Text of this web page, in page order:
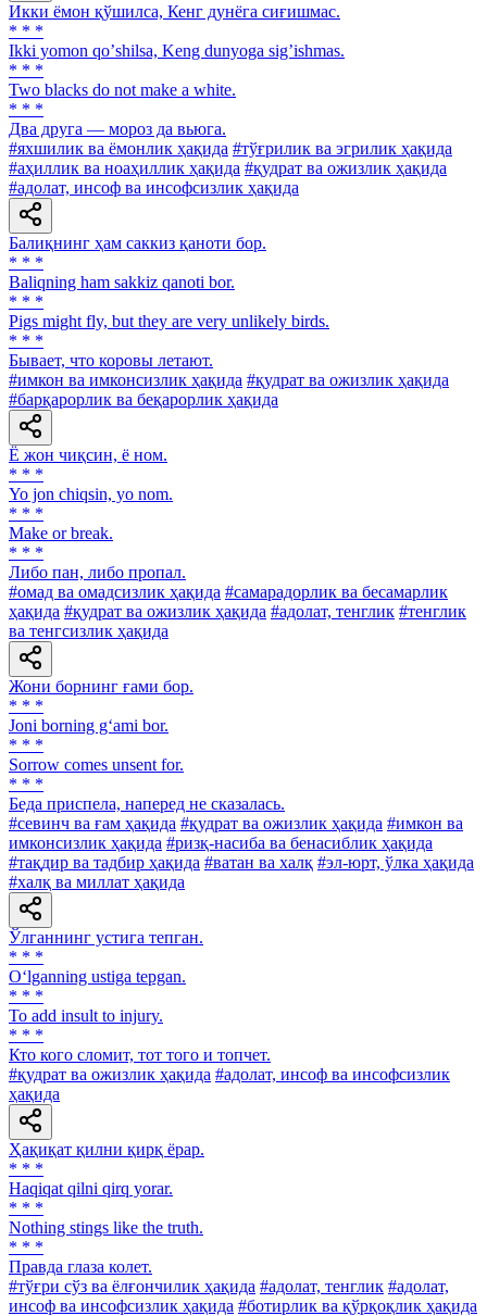
Икки ёмон қўшилса, Кенг дунёга сиғишмас.
* * *
Ikki yomon qoʼshilsa, Keng dunyoga sigʼishmas.
* * *
Two blacks do not make a white.
* * *
Два друга — мороз да вьюга.
#яхшилик ва ёмонлик ҳақида #тўғрилик ва эгрилик ҳақида
#аҳиллик ва ноаҳиллик ҳақида #қудрат ва ожизлик ҳақида
#адолат, инсоф ва инсофсизлик ҳақида
Балиқнинг ҳам саккиз қаноти бор.
* * *
Baliqning ham sakkiz qanoti bor.
* * *
Pigs might fly, but they are very unlikely birds.
* * *
Бывает, что коровы летают.
#имкон ва имконсизлик ҳақида #қудрат ва ожизлик ҳақида
#барқарорлик ва беқарорлик ҳақида
Ё жон чиқсин, ё ном.
* * *
Yo jon chiqsin, yo nom.
* * *
Make or break.
* * *
Либо пан, либо пропал.
#омад ва омадсизлик ҳақида #самарадорлик ва бесамарлик
ҳақида #қудрат ва ожизлик ҳақида #адолат, тенглик #тенглик
ва тенгсизлик ҳақида
Жони борнинг ғами бор.
* * *
Joni borning g‘ami bor.
* * *
Sorrow comes unsent for.
* * *
Беда приспела, наперед не сказалась.
#севинч ва ғам ҳақида #қудрат ва ожизлик ҳақида #имкон ва
имконсизлик ҳақида #ризқ-насиба ва бенасиблик ҳақида
#тақдир ва тадбир ҳақида #ватан ва халқ #эл-юрт, ўлка ҳақида
#халқ ва миллат ҳақида
Ўлганнинг устига тепган.
* * *
O‘lganning ustiga tepgan.
* * *
To add insult to injury.
* * *
Кто кого сломит, тот того и топчет.
#қудрат ва ожизлик ҳақида #адолат, инсоф ва инсофсизлик
ҳақида
Ҳақиқат қилни қирқ ёрар.
* * *
Haqiqat qilni qirq yorar.
* * *
Nothing stings like the truth.
* * *
Правда глаза колет.
#тўғри сўз ва ёлғончилик ҳақида #адолат, тенглик #адолат,
инсоф ва инсофсизлик ҳақида #ботирлик ва қўрқоқлик ҳақида